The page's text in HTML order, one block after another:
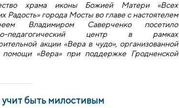
храма иконы Божией Матери «Всех
Радость» города Мосты во главе с настоятелем
Владимиром Саверченко посетило
педагогический центр в рамках
акции «Вера в чудо», организованной
«Вера» при поддержке Гродненской
учит быть милостивым